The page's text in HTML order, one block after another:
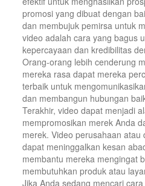
promosi yang dibuat dengan
dan membujuk pemirsa untuk
video adalah cara yang bagus
kepercayaan dan kredibilitas
Orang-orang lebih cenderung
mereka rasa dapat mereka
terbaik untuk
dan membangun hubungan
Terakhir, video dapat menjadi
mempromosikan merek Anda
merek. Video perusahaan
dapat meninggalkan kesan
membantu mereka mengingat
membutuhkan produk atau
Jika Anda sedang mencari